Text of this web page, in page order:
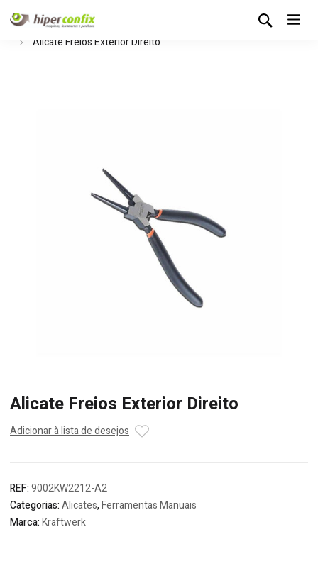
Início Loja Hipertintas
Alicates
Alicate Freios Exterior Direito
Alicate Freios Exterior Direito
Adicionar à lista de desejos
REF:9002KW2212-A2
Categorias:Alicates,Ferramentas Manuais
Marca:Kraftwerk